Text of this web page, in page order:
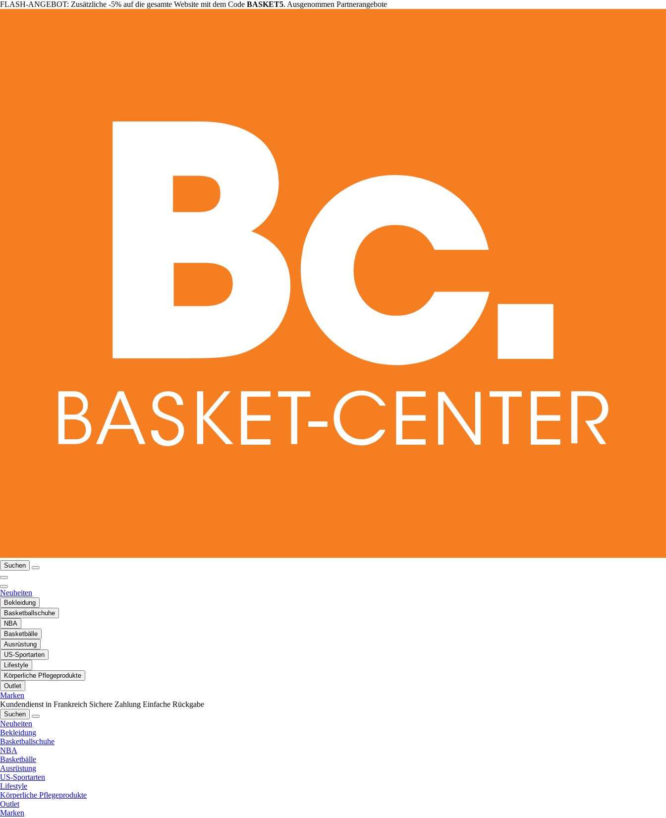
FLASH-ANGEBOT: Zusätzliche -5% auf die gesamte Website mit dem Code BASKET5. Ausgenommen Partnerangebote
Suchen
Neuheiten
Bekleidung
Basketballschuhe
NBA
Basketbälle
Ausrüstung
US-Sportarten
Lifestyle
Körperliche Pflegeprodukte
Outlet
Marken
Kundendienst in Frankreich Sichere Zahlung Einfache Rückgabe
Suchen
Neuheiten
Bekleidung
Basketballschuhe
NBA
Basketbälle
Ausrüstung
US-Sportarten
Lifestyle
Körperliche Pflegeprodukte
Outlet
Marken